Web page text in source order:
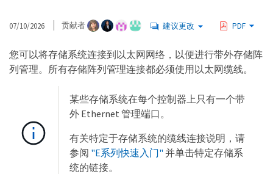
07/10/2026 贡献者 建议更改 PDF
您可以将存储系统连接到以太网网络，以便进行带外存储阵
列管理。所有存储阵列管理连接都必须使用以太网缆线。
某些存储系统在每个控制器上只有一个带
外 Ethernet 管理端口。
有关特定于存储系统的缆线连接说明，请
参阅 "E系列快速入门" 并单击特定存储系
统的链接。